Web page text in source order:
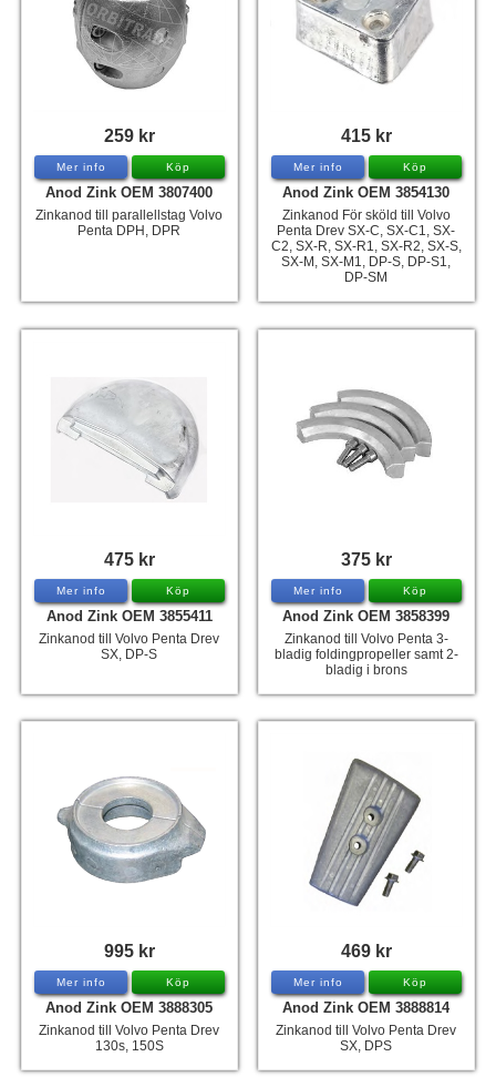
259 kr
Mer info Köp
Anod Zink OEM 3807400
Zinkanod till parallellstag Volvo
Penta DPH, DPR
415 kr
Mer info Köp
Anod Zink OEM 3854130
Zinkanod För sköld till Volvo
Penta Drev SX-C, SX-C1, SX-
C2, SX-R, SX-R1, SX-R2, SX-S,
SX-M, SX-M1, DP-S, DP-S1,
DP-SM
475 kr
Mer info Köp
Anod Zink OEM 3855411
Zinkanod till Volvo Penta Drev
SX, DP-S
375 kr
Mer info Köp
Anod Zink OEM 3858399
Zinkanod till Volvo Penta 3-
bladig foldingpropeller samt 2-
bladig i brons
995 kr
Mer info Köp
Anod Zink OEM 3888305
Zinkanod till Volvo Penta Drev
130s, 150S
469 kr
Mer info Köp
Anod Zink OEM 3888814
Zinkanod till Volvo Penta Drev
SX, DPS